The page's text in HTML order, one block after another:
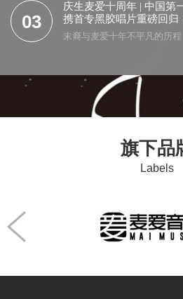
03
庆生麦爱十周年 | 中国第
携首专黑胶唱片重磅回归
末裔与麦爱十年不平凡的历程
旗下品
Labels